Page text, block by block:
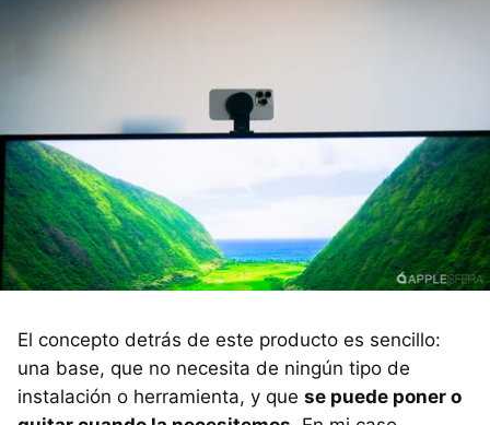
El concepto detrás de este producto es sencillo:
una base, que no necesita de ningún tipo de
instalación o herramienta, y que se puede poner o